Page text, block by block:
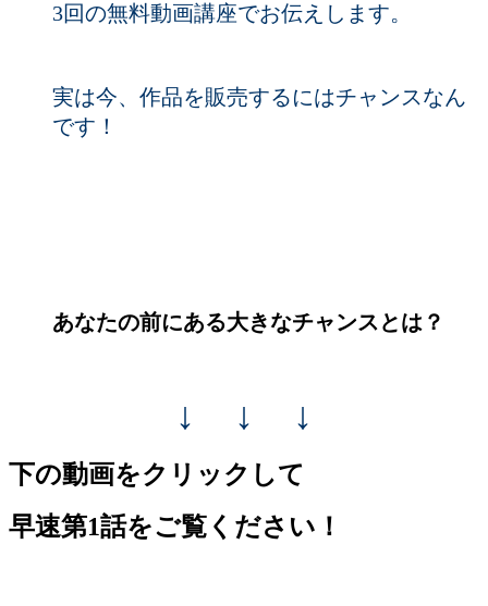
3回の無料動画講座でお伝えします。
実は今、作品を販売するにはチャンスなん
です！
あなたの前にある大きなチャンスとは？
↓ ↓ ↓
下の動画をクリックして
早速第1話をご覧ください！